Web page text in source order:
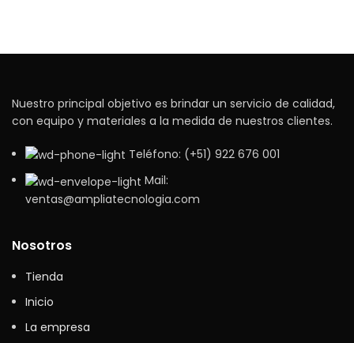
Nuestro principal objetivo es brindar un servicio de calidad,
con equipo y materiales a la medida de nuestros clientes.
Teléfono: (+51) 922 676 001
Mail:
ventas@ampliatecnologia.com
Nosotros
Tienda
Inicio
La empresa